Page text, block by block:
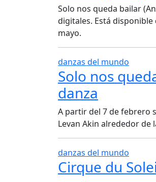
Solo nos queda bailar
digitales. Está
mayo.
danzas del mundo
Solo nos
danza
A partir del 7 de febrero
Levan Akin alrededor de
danzas del mundo
Cirque du